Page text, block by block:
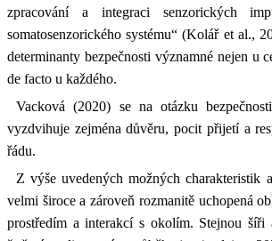
zpracování a integraci senzorických
somatosenzorického systému“ (Kolář et al.,
determinanty bezpečnosti významné nejen u
de facto u každého.
Vacková (2020) se na otázku
vyzdvihuje zejména důvěru, pocit přijetí a
řádu.
Z výše uvedených možných charakteristik
velmi široce a zároveň rozmanitě uchopená
prostředím a interakcí s okolím. Stejnou šíři